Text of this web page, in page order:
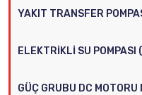
YAKIT TRANSFER
ELEKTRIKLI SU
GÜÇ GRUBU DC MOTORU